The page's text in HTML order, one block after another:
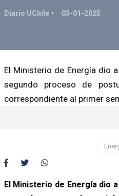
Diario UChile 03-01-2025
El Ministerio de Energía dio
segundo proceso de
correspondiente al primer
El Ministerio de Energía dio